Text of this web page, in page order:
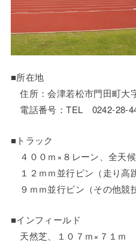
■所在地
住所：会津若松市門田町大
電話番号：TEL 0242-28-
■トラック
４００ｍ×８レーン、全天
１２ｍｍ並行ピン（走り高
９ｍｍ並行ピン（その他競
■インフィールド
天然芝、１０７ｍ×７１ｍ